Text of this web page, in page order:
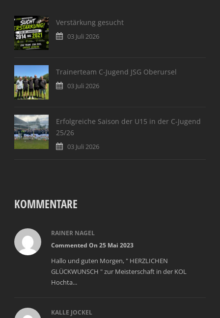
Verstärkung gesucht
03 Juli 2026
Trainerteam C-Jugend JSG Oberursel
03 Juli 2026
Erfolgreiche Saison der U15 in der C-Jugend
25/26
03 Juli 2026
KOMMENTARE
RAINER NAGEL
Commented On 25 Mai 2023
Hallo und guten Morgen, " HERZLICHEN
GLÜCKWUNSCH " zur Meisterschaft in der KOL
Hochta...
KALLE JOCKEL